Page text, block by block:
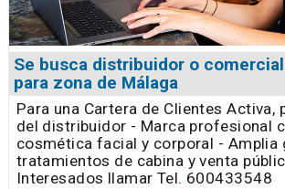
Se busca distribuidor o
para zona de Málaga
Para una Cartera de Clientes Activa,
del distribuidor - Marca profesional
cosmética facial y corporal - Amplia
tratamientos de cabina y venta
Interesados llamar Tel. 600433548